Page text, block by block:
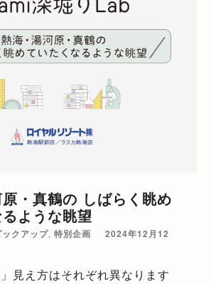
・真鶴の しばらく眺め
ような眺望
クアップ, 特別企画
2024年12月12
」見え方はそれぞれ異なります